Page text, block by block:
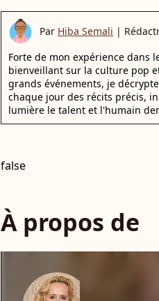
Par Hiba Semali |
Forte de mon expérience dans
bienveillant sur la culture pop
grands événements, je
chaque jour des récits précis,
lumière le talent et l'humain
false
À propos de